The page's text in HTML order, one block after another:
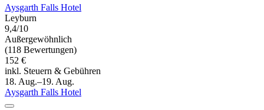
Aysgarth Falls Hotel
Leyburn
9,4/10
Außergewöhnlich
(118 Bewertungen)
152 €
inkl. Steuern & Gebühren
18. Aug.–19. Aug.
Aysgarth Falls Hotel